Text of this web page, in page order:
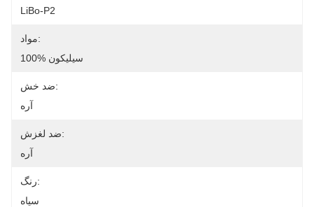
LiBo-P2
مواد:
100% سیلیکون
ضد خش:
آره
ضد لغزش:
آره
رنگ:
سیاه